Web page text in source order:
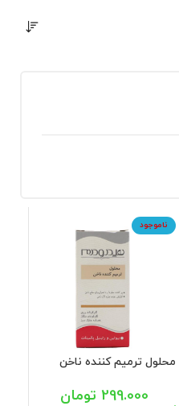
ناموجود
محلول ترمیم كننده ناخن
299.000 تومان